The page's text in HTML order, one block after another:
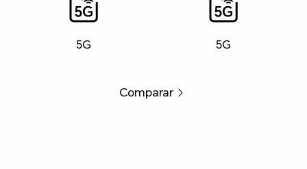
5G 5G
Comparar